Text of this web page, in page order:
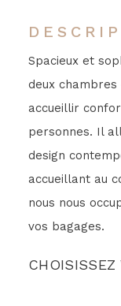
Spacieux et
deux
accueillir
personnes. Il
design
accueillant au
nous nous
vos bagages.
CHOISISSEZ